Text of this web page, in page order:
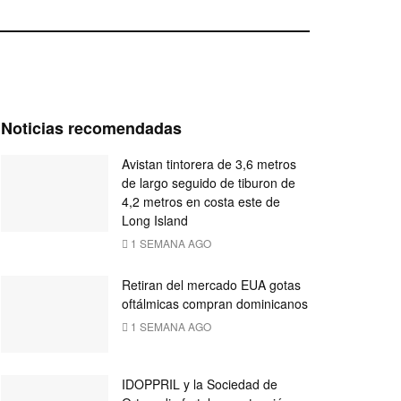
Noticias recomendadas
Avistan tintorera de 3,6 metros
de largo seguido de tiburon de
4,2 metros en costa este de
Long Island
1 SEMANA AGO
Retiran del mercado EUA gotas
oftálmicas compran dominicanos
1 SEMANA AGO
IDOPPRIL y la Sociedad de